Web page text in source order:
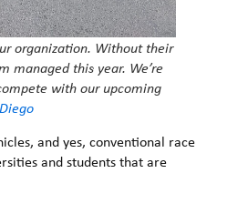
organization. Without their
managed this year. We’re
with our upcoming
and yes, conventional race
and students that are